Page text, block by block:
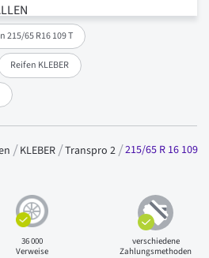
215/65 R16 109 T
Reifen KLEBER
KLEBER Transpro 2 215/65 R 16 109
36 000
Verweise
verschiedene
Zahlungsmethoden